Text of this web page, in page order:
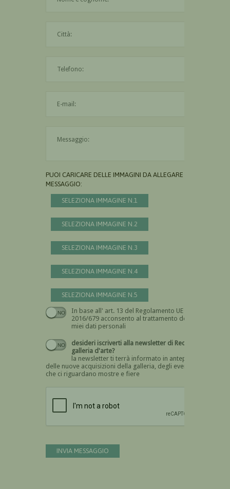
PUOI CARICARE DELLE IMMAGINI DA ALLEGARE AL
MESSAGGIO:
SELEZIONA IMMAGINE N.1
SELEZIONA IMMAGINE N.2
SELEZIONA IMMAGINE N.3
SELEZIONA IMMAGINE N.4
SELEZIONA IMMAGINE N.5
In base all' art. 13 del Regolamento UE n.
2016/679 acconsento al trattamento dei
miei dati personali
Devi dare il consenso
desideri iscriverti alla newsletter di Recta
galleria d'arte?
la newsletter ti terrà informato in anteprima
delle nuove acquisizioni della galleria, degli eventi
che ci riguardano mostre e fiere
INVIA MESSAGGIO